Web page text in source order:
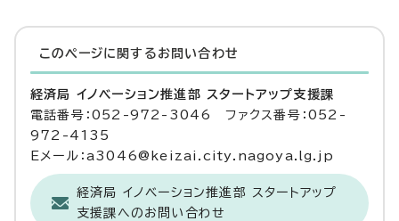
このページに関する お問い合わせ
経済局 イノベーション推進部 スタートアップ支援課
電話番号：052-972-3046 ファクス番号：052-
972-4135
Eメール：a3046@keizai.city.nagoya.lg.jp
経済局 イノベーション推進部 スタートアップ
支援課へのお問い合わせ